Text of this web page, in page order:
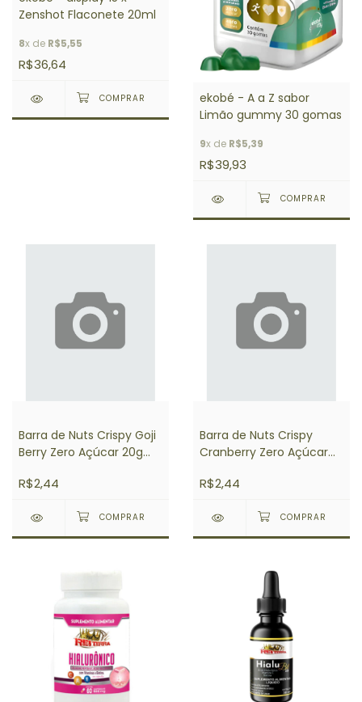
Zenshot Flaconete 20ml
8x de R$5,55
R$36,64
ekobé - A a Z sabor
Limão gummy 30 gomas
9x de R$5,39
R$39,93
Barra de Nuts Crispy Goji
Berry Zero Açúcar 20g
R$2,44
Barra de Nuts Crispy
Cranberry Zero Açúcar
R$2,44